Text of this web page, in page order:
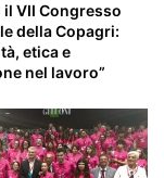
il VII Congresso
della Copagri:
etica e
nel lavoro”